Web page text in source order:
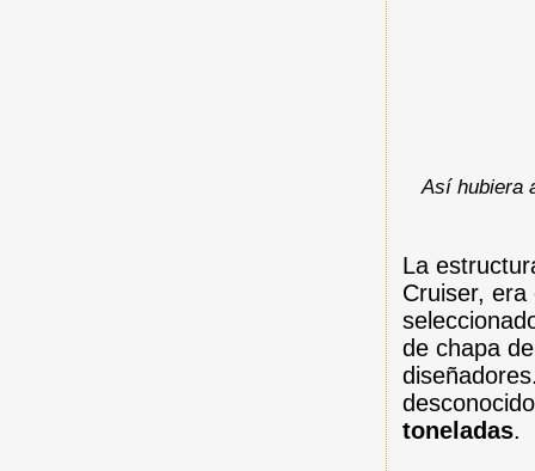
Así hubiera
La
Cruiser,
de chapa
toneladas.